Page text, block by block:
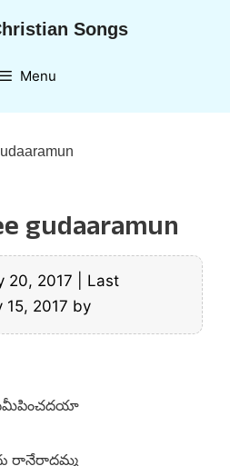
Songs
Menu
gudaaramun
20, 2017
Last
15, 2017 by
సమీపించదయా
రానేరాదమ్మ